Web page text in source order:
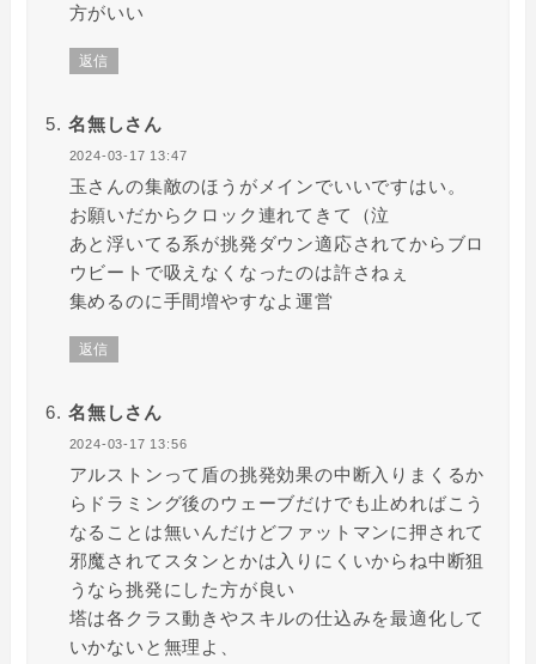
方がいい
返信
名無しさん
2024-03-17 13:47
玉さんの集敵のほうがメインでいいですはい。
お願いだからクロック連れてきて（泣
あと浮いてる系が挑発ダウン適応されてからブロ
ウビートで吸えなくなったのは許さねぇ
集めるのに手間増やすなよ運営
返信
名無しさん
2024-03-17 13:56
アルストンって盾の挑発効果の中断入りまくるか
らドラミング後のウェーブだけでも止めればこう
なることは無いんだけどファットマンに押されて
邪魔されてスタンとかは入りにくいからね中断狙
うなら挑発にした方が良い
塔は各クラス動きやスキルの仕込みを最適化して
いかないと無理よ、